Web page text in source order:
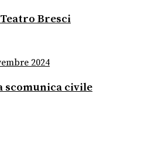
Teatro Bresci
2024
scomunica civile